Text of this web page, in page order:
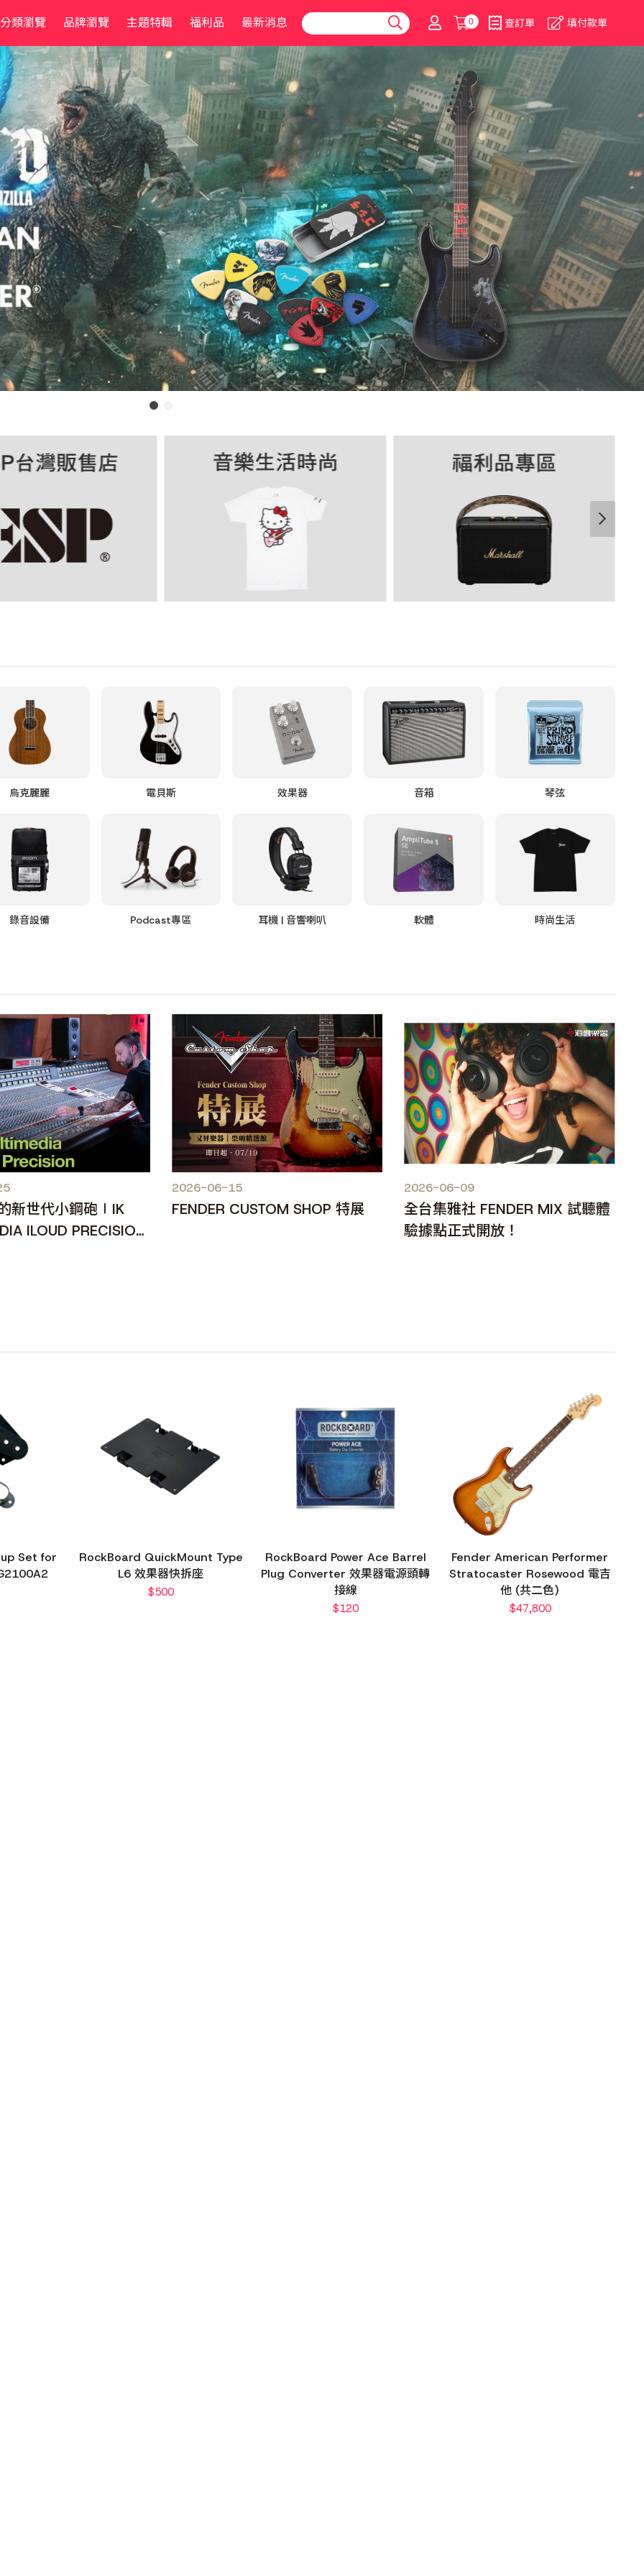
分類瀏覽 品牌瀏覽 主題特輯 福利品 最新消息 0 查訂單 填付款單
烏克麗麗 電貝斯 效果器 音箱 琴弦
錄音設備 Podcast專區 耳機 | 音響喇叭 軟體 時尚生活
新世代小鋼砲∣IK
ILOUD PRECISION
2026-06-15
FENDER CUSTOM SHOP 特展
2026-06-09
全台集雅社 FENDER MIX 試聽體
驗據點正式開放！
Set for
RockBoard QuickMount Type
L6 效果器快拆座
$500
RockBoard Power Ace Barrel
Plug Converter 效果器電源頭轉
接線
$120
Fender American Performer
Stratocaster Rosewood 電吉
他 (共二色)
$47,800